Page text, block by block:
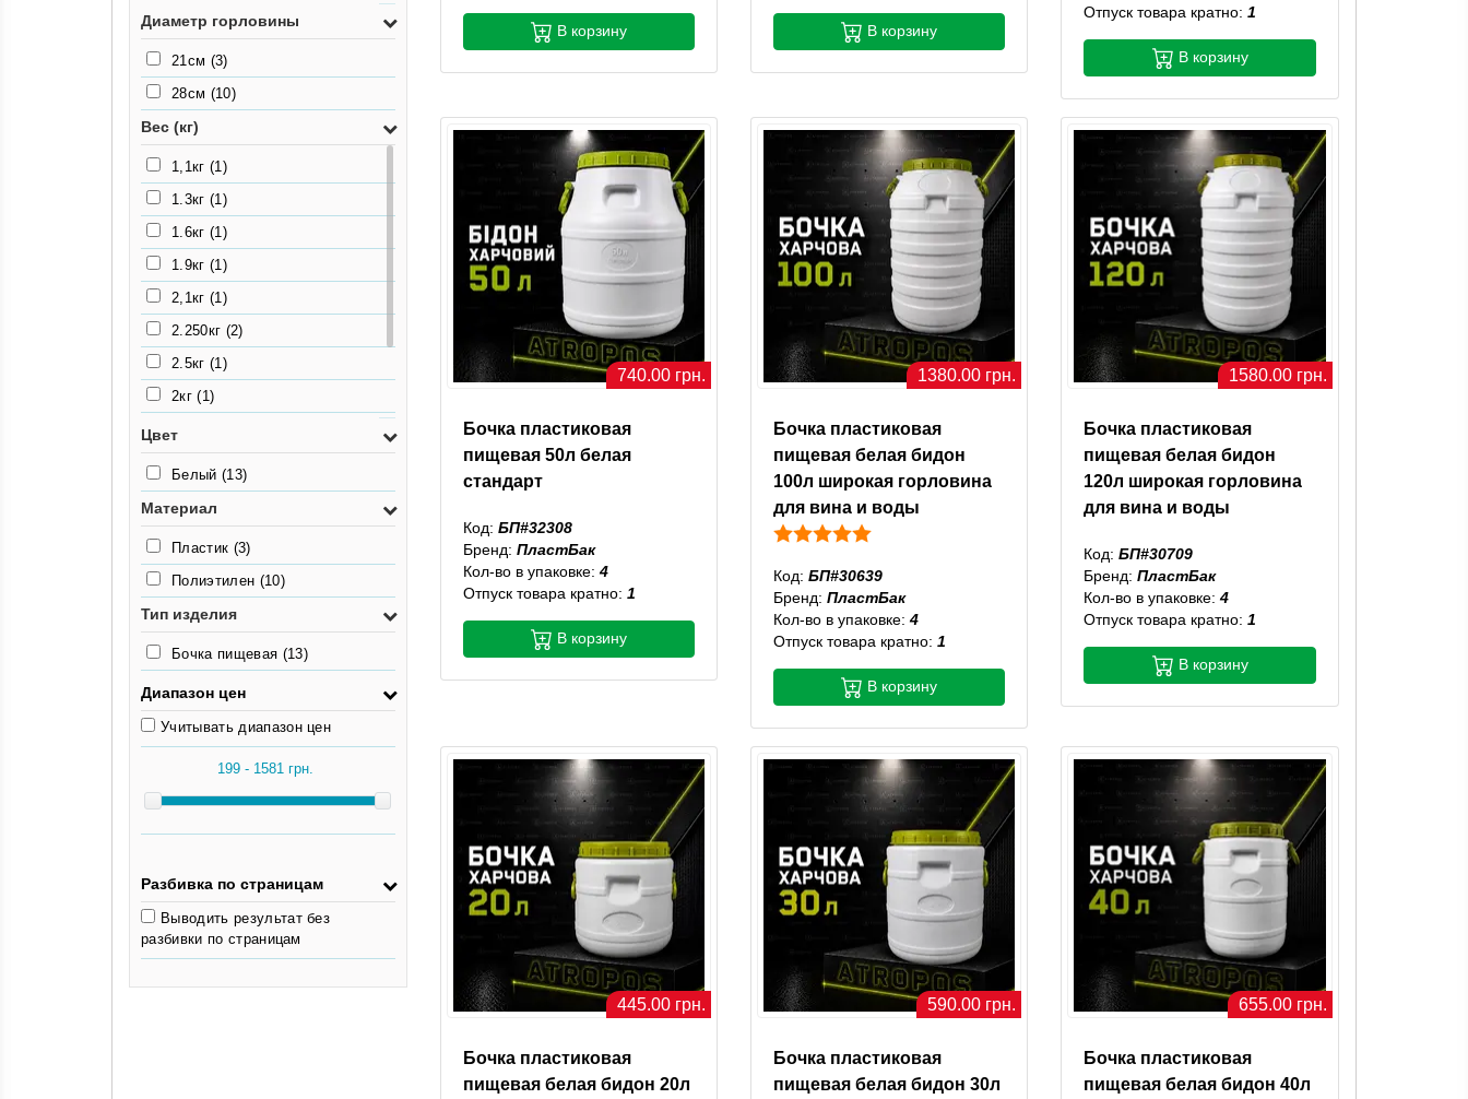
78.5см(1)
93см(1)
Диаметр горловины
21см (3)
28см (10)
Вес (кг)
1,1кг (1)
1.3кг (1)
1.6кг (1)
1.9кг (1)
2,1кг (1)
2.250кг (2)
2.5кг (1)
2кг(1)
3,1кг
3.6кг(1)
Цвет
Белый (13)
Материал
Пластик (3)
Полиэтилен (10)
Тип изделия
Бочка пищевая (13)
Диапазон цен
Учитывать диапазон цен
Разбивка по страницам
Выводить результат без
разбивки по страницам
В корзину В корзину
Отпуск товара кратно:1
В корзину
740.00 грн.
Бочка пластиковая
пищевая 50л белая
стандарт
Код: БП#32308
Бренд: ПластБак
Кол-во в упаковке: 4
Отпуск товара кратно: 1
В корзину
1380.00 грн.
Бочка пластиковая
пищевая белая бидон
100л широкая горловина
для вина и воды
Код: БП#30639
Бренд: ПластБак
Кол-во в упаковке: 4
Отпуск товара кратно: 1
В корзину
1580.00 грн.
Бочка пластиковая
пищевая белая бидон
120л широкая горловина
для вина и воды
Код:БП#30709
Бренд:ПластБак
Кол-во в упаковке:4
Отпуск товара кратно:1
В корзину
445.00 грн.
Бочка пластиковая
пищевая белая бидон 20л
590.00 грн.
Бочка пластиковая
пищевая белая бидон 30л
655.00 грн.
Бочка пластиковая
пищевая белая бидон 40л